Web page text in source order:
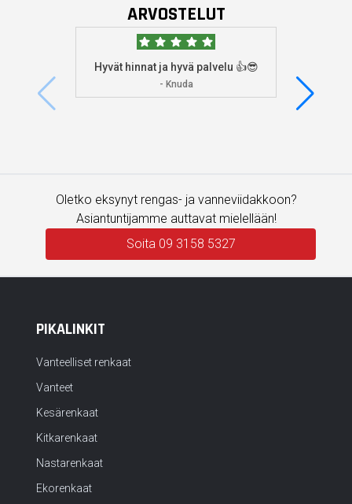
ARVOSTELUT
Hyvät hinnat ja hyvä palvelu 👍😎
- Knuda
Oletko eksynyt rengas- ja vanneviidakkoon?
Asiantuntijamme auttavat mielellään!
Soita 09 3158 5327
PIKALINKIT
Vanteelliset renkaat
Vanteet
Kesärenkaat
Kitkarenkaat
Nastarenkaat
Ekorenkaat